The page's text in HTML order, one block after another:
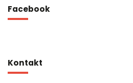
Facebook
Kontakt